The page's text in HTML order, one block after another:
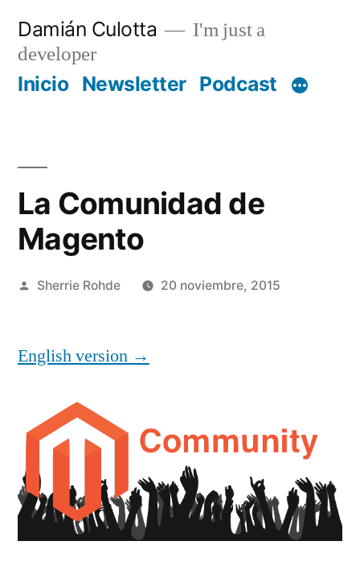
contenido
Damián Culotta
I'm just a
developer
Inicio Newsletter Podcast
La Comunidad de
Magento
Publicado
Sherrie Rohde 20 noviembre, 2015
English version →